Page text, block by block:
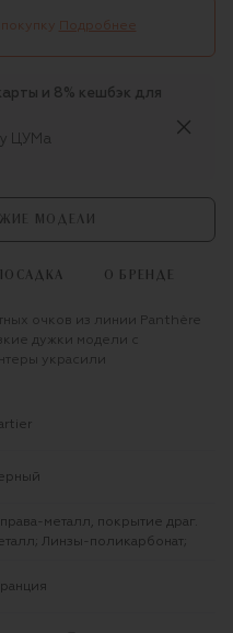
Подробнее
и 8% кешбэк для
ЦУМа
МОДЕЛИ
О БРЕНДЕ
очков из линии Panthère
дужки модели с
украсили
Линзы-поликарбонат;
Франция